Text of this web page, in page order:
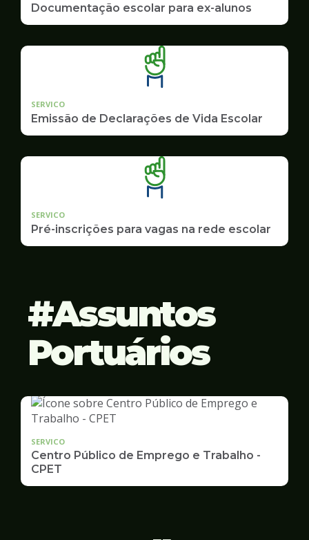
Documentação escolar para ex-alunos
SERVICO
Emissão de Declarações de Vida Escolar
SERVICO
Pré-inscrições para vagas na rede escolar
Assuntos
Portuários
SERVICO
Centro Público de Emprego e Trabalho -
CPET